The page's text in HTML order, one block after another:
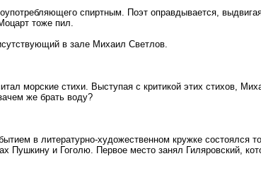
спиртным. Поэт оправдывается,
тоже пил.
в зале Михаил Светлов.
морские стихи. Выступая с критикой этих стихов,
же брать воду?
в литературно-художественном кружке состоялся
Пушкину и Гоголю. Первое место занял Гиляровский,